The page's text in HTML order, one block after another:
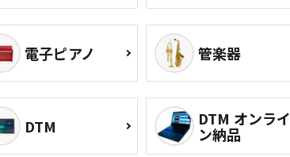
電子ピアノ 管楽器
DTM DTM オンライ
ン納品